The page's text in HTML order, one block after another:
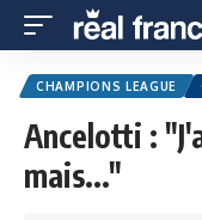
CHAMPIONS LEAGUE
Ancelotti :
mais..."